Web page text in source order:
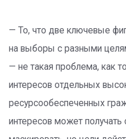
— То, что две ключевые
на выборы с разными
— не такая проблема, как
интересов отдельных
ресурсообеспеченных
интересов может